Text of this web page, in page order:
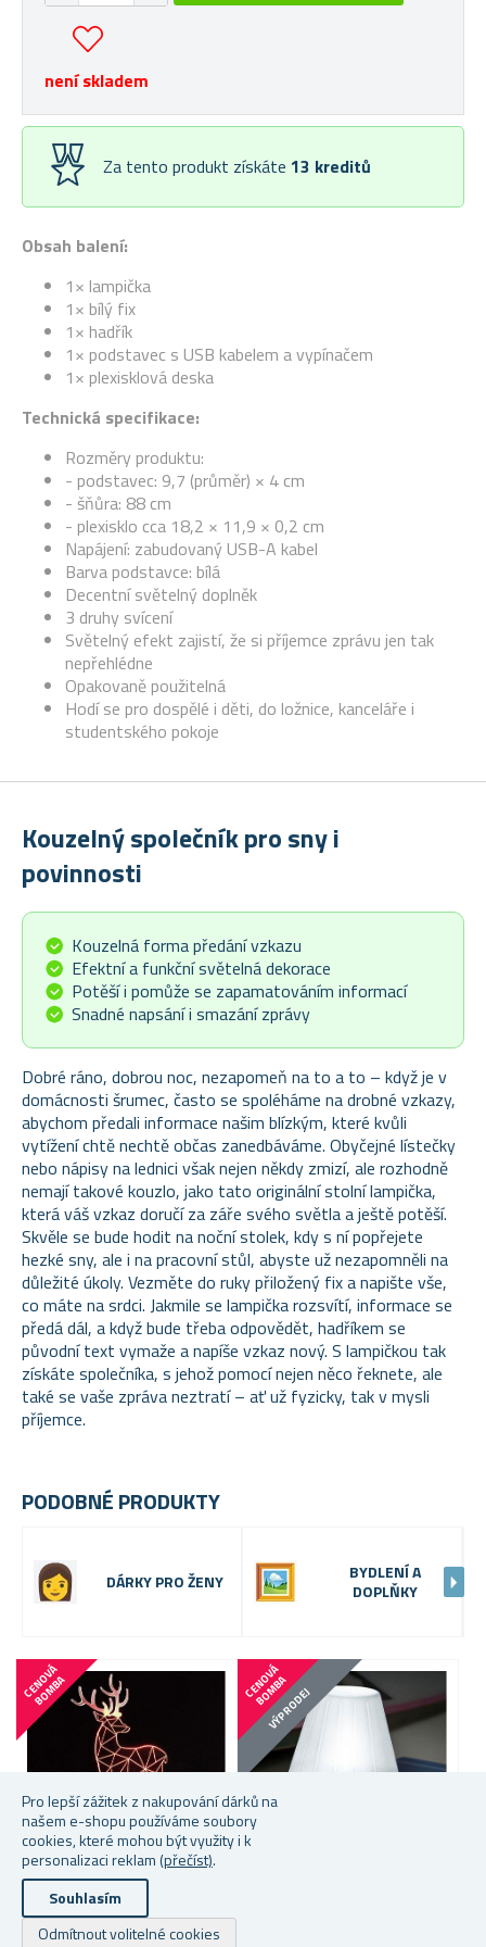
Pro lepší zážitek z nakupování dárků na
našem e-shopu používáme soubory
cookies, které mohou být využity i k
personalizaci reklam (přečíst).
Souhlasím
Odmítnout volitelné cookies
Obsah balení:
1× lampička
1× bílý fix
1× hadřík
1× podstavec s USB kabelem a vypínačem
1× plexisklová deska
Technická specifikace:
Rozměry produktu:
- podstavec: 9,7 (průměr) × 4 cm
- šňůra: 88 cm
- plexisklo cca 18,2 × 11,9 × 0,2 cm
Napájení: zabudovaný USB-A kabel
Barva podstavce: bílá
Decentní světelný doplněk
3 druhy svícení
Světelný efekt zajistí, že si příjemce zprávu jen tak
nepřehlédne
Opakovaně použitelná
Hodí se pro dospělé i děti, do ložnice, kanceláře i
studentského pokoje
není skladem
Za tento produkt získáte 13 kreditů
Kouzelný společník pro sny i
povinnosti
Kouzelná forma předání vzkazu
Efektní a funkční světelná dekorace
Potěší i pomůže se zapamatováním informací
Snadné napsání i smazání zprávy
Dobré ráno, dobrou noc, nezapomeň na to a to – když je v
domácnosti šrumec, často se spoléháme na drobné vzkazy,
abychom předali informace našim blízkým, které kvůli
vytížení chtě nechtě občas zanedbáváme. Obyčejné lístečky
nebo nápisy na lednici však nejen někdy zmizí, ale rozhodně
nemají takové kouzlo, jako tato originální stolní lampička,
která váš vzkaz doručí za záře svého světla a ještě potěší.
Skvěle se bude hodit na noční stolek, kdy s ní popřejete
hezké sny, ale i na pracovní stůl, abyste už nezapomněli na
důležité úkoly. Vezměte do ruky přiložený fix a napište vše,
co máte na srdci. Jakmile se lampička rozsvítí, informace se
předá dál, a když bude třeba odpovědět, hadříkem se
původní text vymaže a napíše vzkaz nový. S lampičkou tak
získáte společníka, s jehož pomocí nejen něco řeknete, ale
také se vaše zpráva neztratí – ať už fyzicky, tak v mysli
příjemce.
PODOBNÉ PRODUKTY
DÁRKY PRO ŽENY
BYDLENÍ A
DOPLŇKY
C
E
N
O
V
Á
B
O
M
B
A
Více variant na výběr
LAMPA S 3D ILUZÍ
C
E
N
O
V
Á
B
O
M
B
A
VÝPRODEJ